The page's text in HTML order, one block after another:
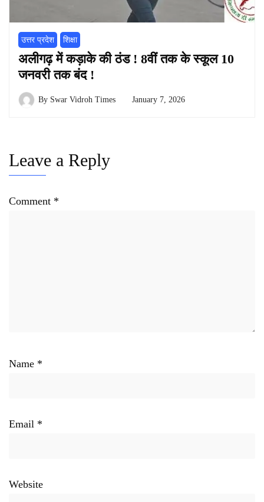
उत्तर प्रदेश शिक्षा
अलीगढ़ में कड़ाके की ठंड ! 8वीं तक के स्कूल 10
जनवरी तक बंद !
By Swar Vidroh Times January 7, 2026
Leave a Reply
Comment *
Name *
Email *
Website